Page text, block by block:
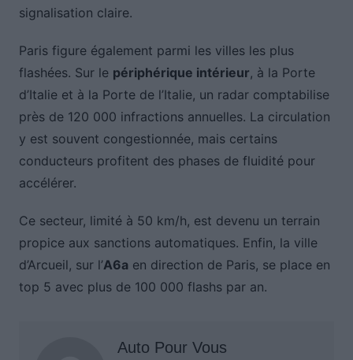
signalisation claire.
Paris figure également parmi les villes les plus
flashées. Sur le périphérique intérieur, à la Porte
d’Italie et à la Porte de l’Italie, un radar comptabilise
près de 120 000 infractions annuelles. La circulation
y est souvent congestionnée, mais certains
conducteurs profitent des phases de fluidité pour
accélérer.
Ce secteur, limité à 50 km/h, est devenu un terrain
propice aux sanctions automatiques. Enfin, la ville
d’Arcueil, sur l’A6a en direction de Paris, se place en
top 5 avec plus de 100 000 flashs par an.
Auto Pour Vous